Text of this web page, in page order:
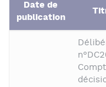
Date de
publication